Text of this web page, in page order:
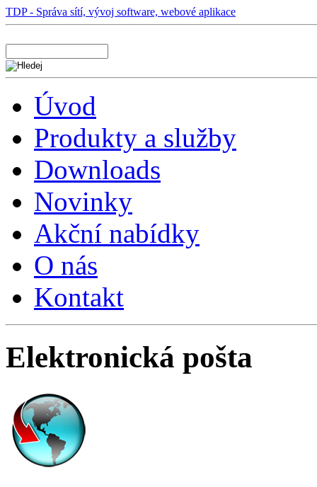
TDP - Správa sítí, vývoj software, webové aplikace
Úvod
Produkty a služby
Downloads
Novinky
Akční nabídky
O nás
Kontakt
Elektronická pošta